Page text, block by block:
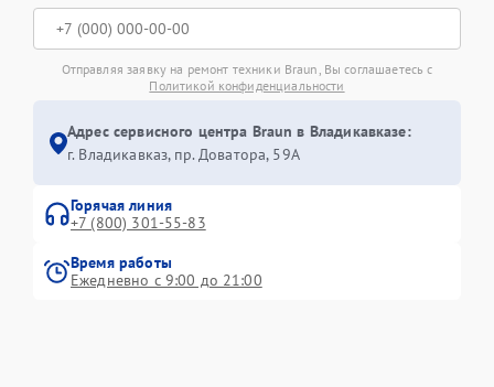
Отправляя заявку на ремонт техники Braun, Вы соглашаетесь с
Политикой конфиденциальности
Адрес сервисного центра Braun в Владикавказе:
г. Владикавказ, пр. Доватора, 59А
Горячая линия
+7 (800) 301-55-83
Время работы
Ежедневно с 9:00 до 21:00